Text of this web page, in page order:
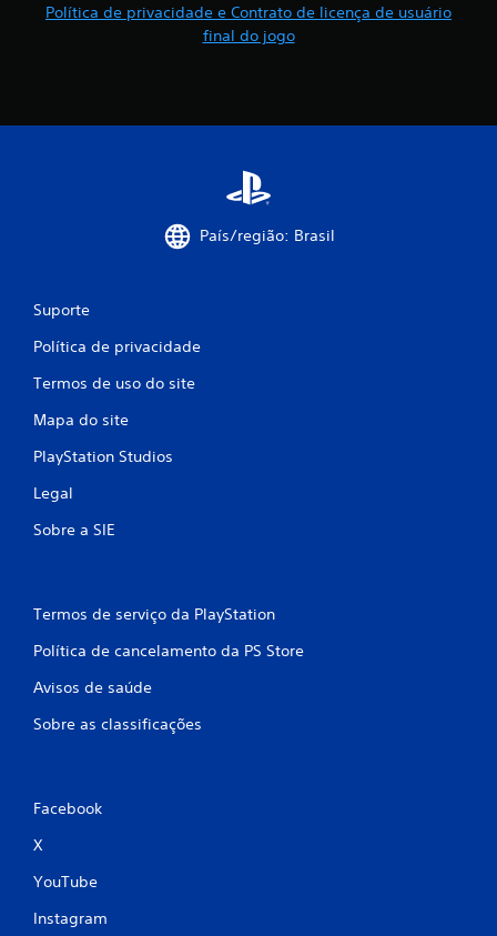
Política de privacidade e Contrato de licença de usuário
final do jogo
País/região: Brasil
Suporte
Política de privacidade
Termos de uso do site
Mapa do site
PlayStation Studios
Legal
Sobre a SIE
Termos de serviço da PlayStation
Política de cancelamento da PS Store
Avisos de saúde
Sobre as classificações
Facebook
X
YouTube
Instagram